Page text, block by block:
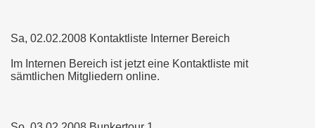
Sa, 02.02.2008 Kontaktliste Interner Bereich
Im Internen Bereich ist jetzt eine Kontaktliste mit
sämtlichen Mitgliedern online.